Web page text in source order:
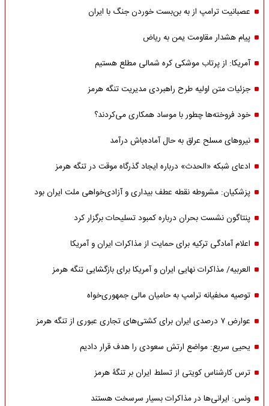
عصبانیت ترامپ از به بن‌بست خوردن جنگ با ایران
پیام هشدار مقاومت یمن به ریاض
آمریکا: از پرتاب موشکی کره شمالی مطلع هستیم
جزئیات متن اولیه طرح راهبردی مدیریت تنگه هرمز
خود فروخته‌ها چطور با موساد همکاری می‌کردند؟
نیروهای مسلح عراق به حال آماده‌باش درآمد
ادعای شبکه «الحدث» درباره ایجاد گذرگاه موقت در تنگه هرمز
پزشکیان: مشروطه نقطه عطف بیداری و آزادی‌خواهی ملت ایران بود
پنتاگون نشست بحران درباره کمبود تسلیحات برگزار کرد
اعلام آمادگی ترکیه برای حمایت از مذاکرات ایران و آمریکا
العربیه/ مذاکرات نهایی ایران و آمریکا برای بازگشایی تنگه هرمز
توصیه مخفیانه ترامپ به حامیان مالی جمهوری‌خواه
عوارض ۷ درصدی ایران برای کشتی‌های تجاری عبوری از تنگه هرمز
یحیی سریع: مواضع ارتش سعودی را هدف قرار دادیم
ترس کارشناس کویتی از تسلط ایران بر تنگۀ هرمز
ونس: ایرانی‌ها در مذاکرات بسیار سرسخت هستند